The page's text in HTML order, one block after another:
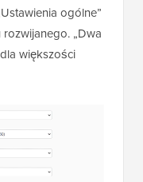
ogólne”
„Dwa
większości